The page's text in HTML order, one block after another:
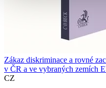
Zákaz diskriminace a rovné
v ČR a ve vybraných zemích
CZ